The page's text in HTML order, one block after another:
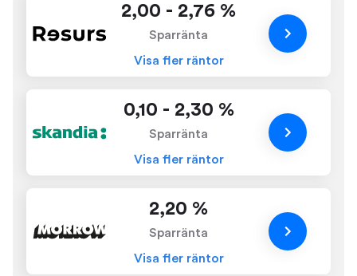
2,00 - 2,76 %
Sparränta
Visa fler räntor
0,10 - 2,30 %
Sparränta
Visa fler räntor
2,20 %
Sparränta
Visa fler räntor